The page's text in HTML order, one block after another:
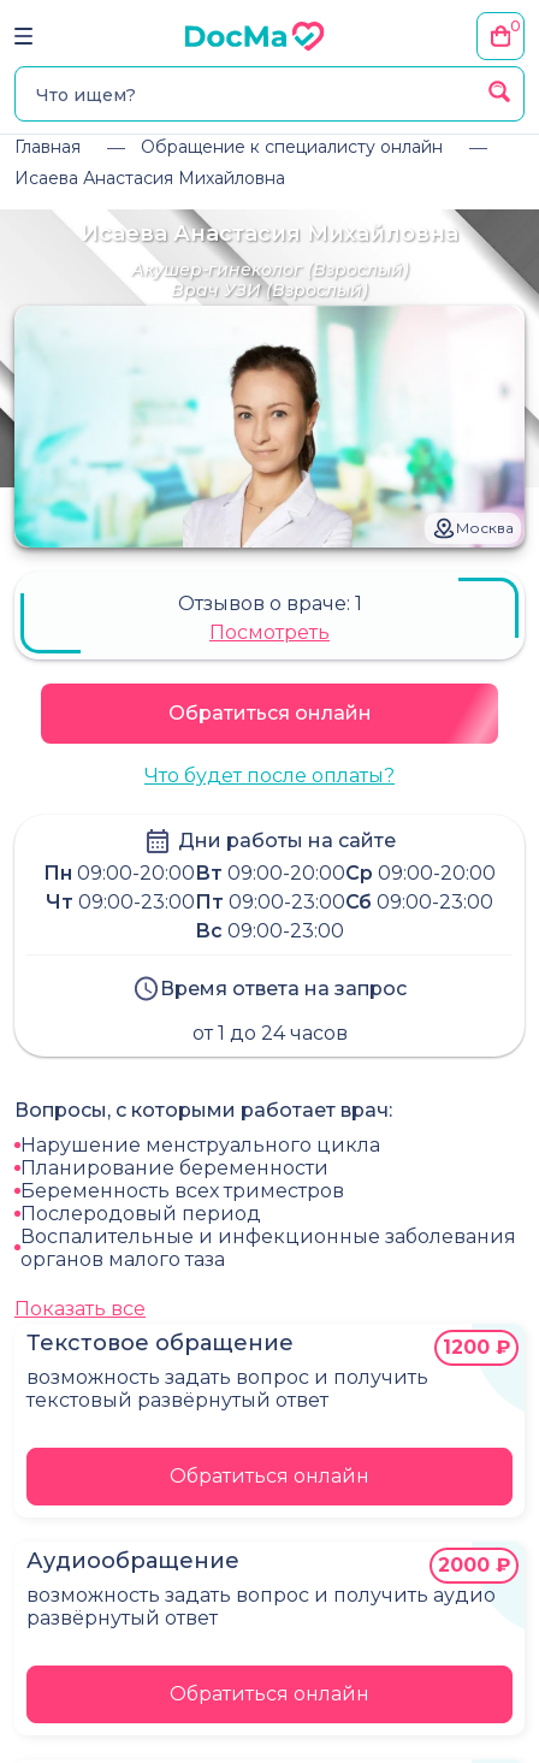
0
Главная
Обращение к специалисту онлайн
Исаева Анастасия Михайловна
Исаева Анастасия Михайловна
Акушер-гинеколог(Взрослый)
Врач УЗИ(Взрослый)
Москва
Отзывов о враче: 1
Посмотреть
Обратиться онлайн
Что будет после оплаты?
Дни работы на сайте
Пн 09:00-20:00Вт 09:00-20:00Ср 09:00-20:00
Чт 09:00-23:00Пт 09:00-23:00Сб 09:00-23:00
Вс 09:00-23:00
Время ответа на запрос
от 1 до 24 часов
Текстовое обращение
возможность задать вопрос и получить
текстовый развёрнутый ответ
1200 ₽
Обратиться онлайн
Аудиообращение
возможность задать вопрос и получить аудио
развёрнутый ответ
2000 ₽
Обратиться онлайн
Вопросы, с которыми работает врач:
Нарушение менструального цикла
Планирование беременности
Беременность всех триместров
Послеродовый период
Воспалительные и инфекционные заболевания
органов малого таза
Показать все